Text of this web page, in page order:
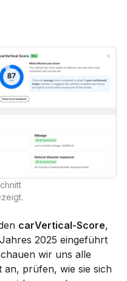
carVertical-Score,
2025 eingeführt
wir uns alle
an, prüfen, wie sie sich